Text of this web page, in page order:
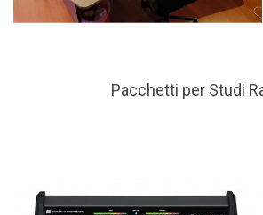
Pacchetti per Studi